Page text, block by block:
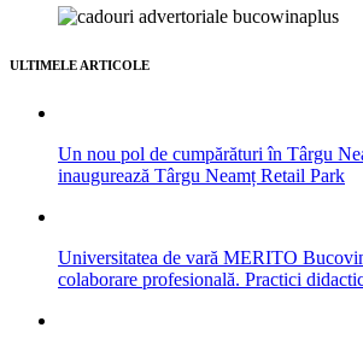
ULTIMELE ARTICOLE
Un nou pol de cumpărături în Târgu
inaugurează Târgu Neamț Retail Park
Universitatea de vară MERITO
colaborare profesională. Practici